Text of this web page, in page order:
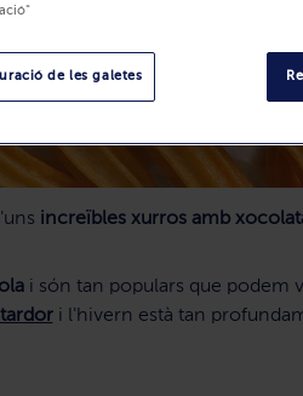
increïbles xurros amb
i són tan populars que podem
i l'hivern està tan
de les galetes